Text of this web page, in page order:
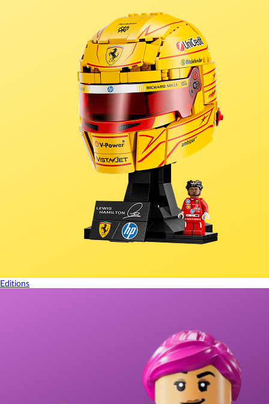
Editions